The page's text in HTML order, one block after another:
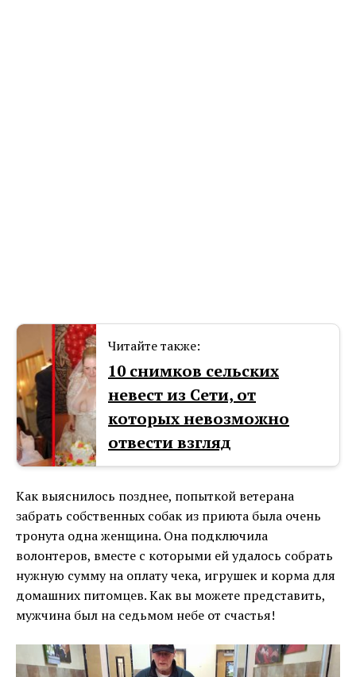
Читайте также:
10 снимков сельских
невест из Сети, от
которых невозможно
отвести взгляд
Как выяснилось позднее, попыткой ветерана
забрать собственных собак из приюта была очень
тронута одна женщина. Она подключила
волонтеров, вместе с которыми ей удалось собрать
нужную сумму на оплату чека, игрушек и корма для
домашних питомцев. Как вы можете представить,
мужчина был на седьмом небе от счастья!